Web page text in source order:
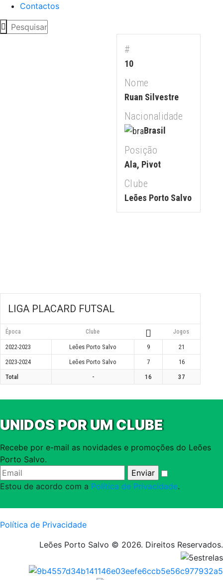
Contactos
#
10
Nome
Ruan Silvestre
Nacionalidade
Brasil
Posição
Ala, Pivot
Clube
Leões Porto Salvo
LIGA PLACARD FUTSAL
Época Clube Jogos
2022-2023 Leões Porto Salvo 9
21
2023-2024
Leões Porto Salvo 7
16
Total
- 16 37
UNIDOS POR UM CLUBE
Recebe por e-mail as novidades e promoções do Leões
Porto Salvo.
Estou de acordo com a Política de Privacidade.
Política de Privacidade
Leões Porto Salvo © 2026. Direitos Reservados.